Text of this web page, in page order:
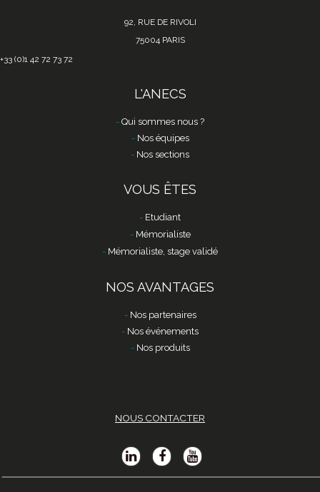
92, RUE DE RIVOLI
75004 PARIS
+33 (0)1 42 72 73 72
L'ANECS
Qui sommes nous ?
Nos équipes
Nos sections
VOUS ÊTES
Etudiant
Mémorialiste
Mémorialiste, stage validé
NOS AVANTAGES
Nos partenaires
Nos événements
Nos produits
NOUS CONTACTER